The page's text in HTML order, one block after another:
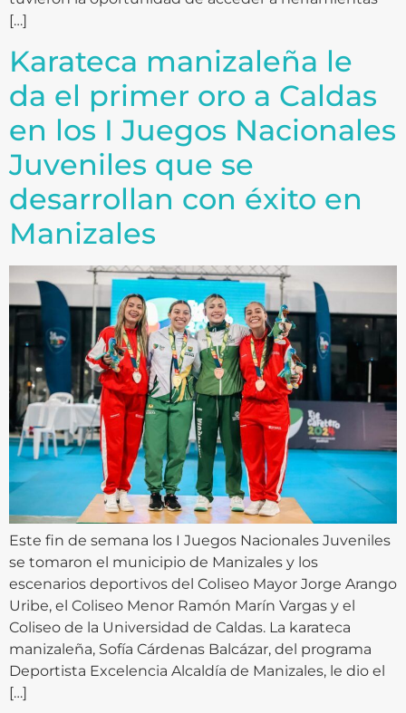
[…]
Karateca manizaleña le
da el primer oro a Caldas
en los I Juegos Nacionales
Juveniles que se
desarrollan con éxito en
Manizales
Este fin de semana los I Juegos Nacionales Juveniles
se tomaron el municipio de Manizales y los
escenarios deportivos del Coliseo Mayor Jorge Arango
Uribe, el Coliseo Menor Ramón Marín Vargas y el
Coliseo de la Universidad de Caldas. La karateca
manizaleña, Sofía Cárdenas Balcázar, del programa
Deportista Excelencia Alcaldía de Manizales, le dio el
[…]